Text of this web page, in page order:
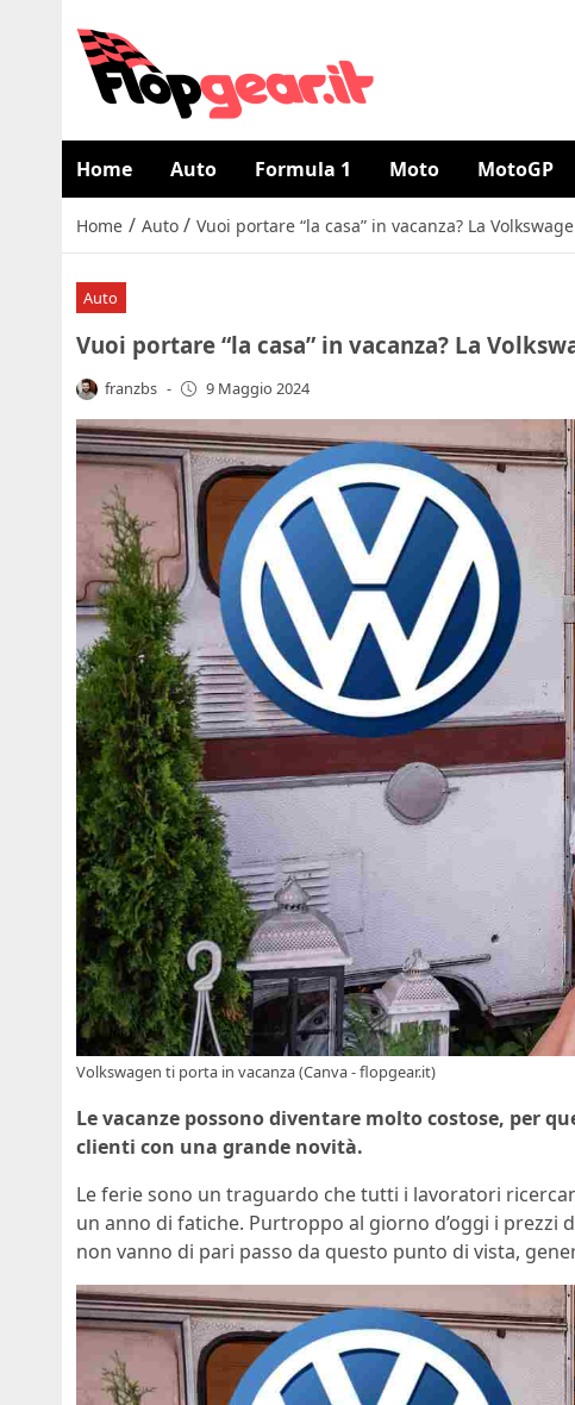
Home Auto Formula 1 Moto MotoGP
Home / Auto / Vuoi portare “la casa” in vacanza? La
Auto
Vuoi portare “la casa” in vacanza? La
franzbs - 9 Maggio 2024
Volkswagen ti porta in vacanza (Canva - flopgear.it)
Le vacanze possono diventare molto costose, per
clienti con una grande novità.
Le ferie sono un traguardo che tutti i lavoratori
un anno di fatiche. Purtroppo al giorno d’oggi i
non vanno di pari passo da questo punto di vista,